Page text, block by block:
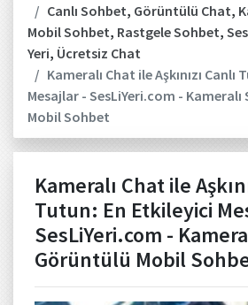
Canlı Sohbet, Görüntülü Chat,
Mobil Sohbet, Rastgele Sohbet,
Yeri, Ücretsiz Chat
Kameralı Chat ile Aşkınızı
Mesajlar - SesLiYeri.com -
Mobil Sohbet
Kameralı Chat ile
Tutun: En Etkileyici
SesLiYeri.com -
Görüntülü Mobil